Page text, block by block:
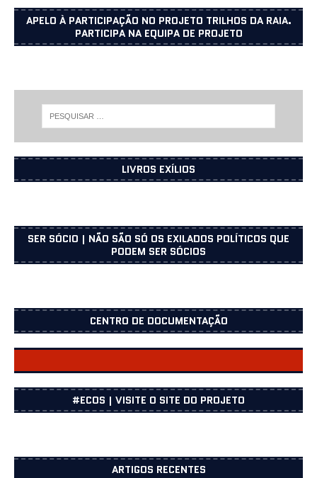
APELO À PARTICIPAÇÃO NO PROJETO TRILHOS DA RAIA.
PARTICIPA NA EQUIPA DE PROJETO
LIVROS EXÍLIOS
SER SÓCIO | NÃO SÃO SÓ OS EXILADOS POLÍTICOS QUE
PODEM SER SÓCIOS
CENTRO DE DOCUMENTAÇÃO
CENTRO DOCUMENTAÇÃO
#ECOS | VISITE O SITE DO PROJETO
ARTIGOS RECENTES